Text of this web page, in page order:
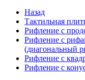
Назад
Тактильная
Рифление с
Рифление с
(диагональный
Рифление с
Рифление с